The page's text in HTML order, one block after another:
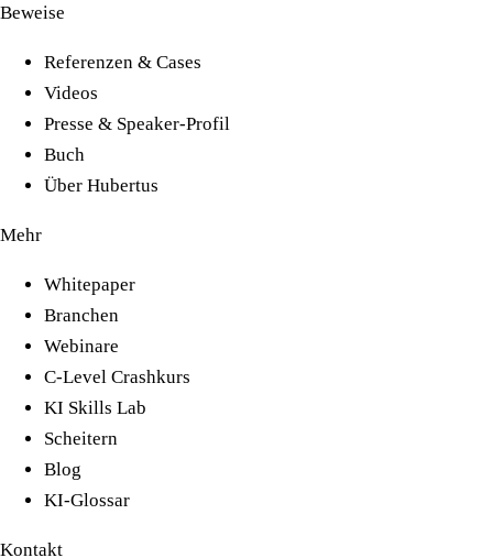
Beweise
Referenzen & Cases
Videos
Presse & Speaker-Profil
Buch
Über Hubertus
Mehr
Whitepaper
Branchen
Webinare
C-Level Crashkurs
KI Skills Lab
Scheitern
Blog
KI-Glossar
Kontakt